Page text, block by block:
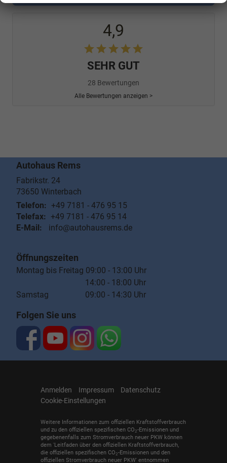
4,9
SEHR GUT
28 Bewertungen
Alle Bewertungen anzeigen >
Autohaus Rems
Fabrikstr. 24
73650 Winterbach
Telefon: +49 7181 - 476 95 15
Telefax: +49 7181 - 476 95 14
E-Mail:
info@autohausrems.de
Öffnungszeiten
Montag bis Freitag 09:00 - 13:00 Uhr
14:00 - 18:00 Uhr
Samstag 09:00 - 14:30 Uhr
Folgen Sie uns
Anmelden Impressum
Datenschutz
Cookie-Einstellungen
Weitere Informationen zum offiziellen Kraftstoffverbrauch
und zu den offiziellen spezifischen CO2-Emissionen und
gegebenenfalls zum Stromverbrauch neuer PKW können
dem 'Leitfaden über den offiziellen Kraftstoffverbrauch,
die offiziellen spezifischen CO2-Emissionen und den
offiziellen Stromverbrauch neuer PKW' entnommen